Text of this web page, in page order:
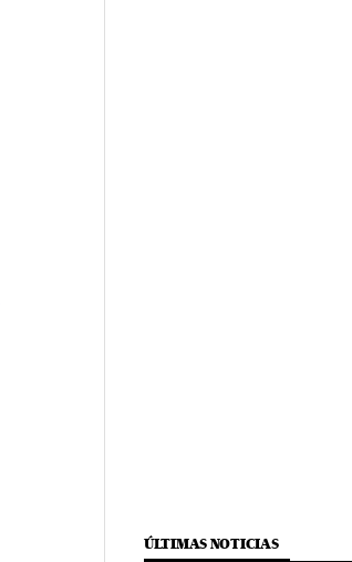
ÚLTIMAS NOTICIAS